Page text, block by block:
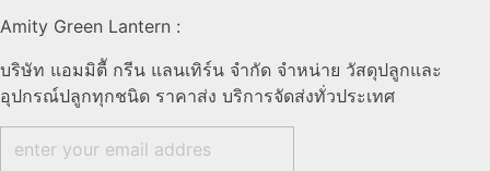
Amity Green Lantern :
บริษัท แอมมิตีั กรีน แลนเทิร์น จำกัด จำหน่าย วัสดุปลูกและ
อุปกรณ์ปลูกทุกชนิด ราคาส่ง บริการจัดส่งทั่วประเทศ